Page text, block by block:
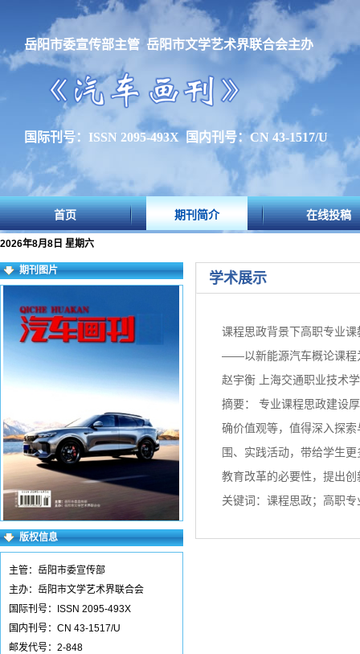
岳阳市委宣传部主管 岳阳市文学艺术界联合会主办
国际刊号：ISSN 2095-493X 国内刊号：CN 43-1517/U
首页 期刊简介 在线投稿
2026年8月8日 星期六
期刊图片
版权信息
主管：岳阳市委宣传部
主办：岳阳市文学艺术界联合会
国际刊号：ISSN 2095-493X
国内刊号：CN 43-1517/U
邮发代号：2-848
学术展示
课程思政背景下高职专业课
——以新能源汽车概论课程
赵宇衡 上海交通职业技术
摘要： 专业课程思政建设
确价值观等，值得深入探
围、实践活动，带给学生
教育改革的必要性，提出
关键词：课程思政；高职